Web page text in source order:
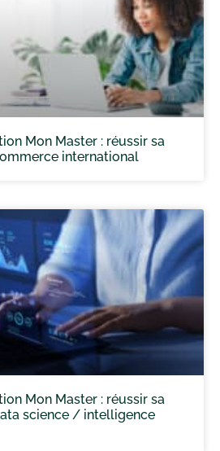
Mon Master : réussir sa
international
Mon Master : réussir sa
science / intelligence